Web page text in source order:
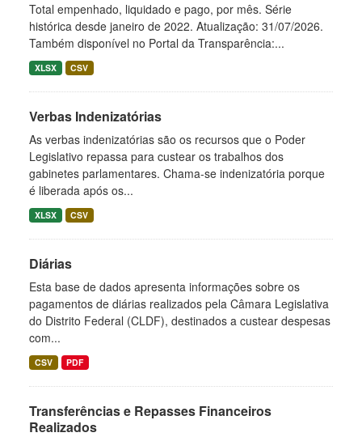
Total empenhado, liquidado e pago, por mês. Série
histórica desde janeiro de 2022. Atualização: 31/07/2026.
Também disponível no Portal da Transparência:...
XLSX CSV
Verbas Indenizatórias
As verbas indenizatórias são os recursos que o Poder
Legislativo repassa para custear os trabalhos dos
gabinetes parlamentares. Chama-se indenizatória porque
é liberada após os...
XLSX CSV
Diárias
Esta base de dados apresenta informações sobre os
pagamentos de diárias realizados pela Câmara Legislativa
do Distrito Federal (CLDF), destinados a custear despesas
com...
CSV PDF
Transferências e Repasses Financeiros
Realizados